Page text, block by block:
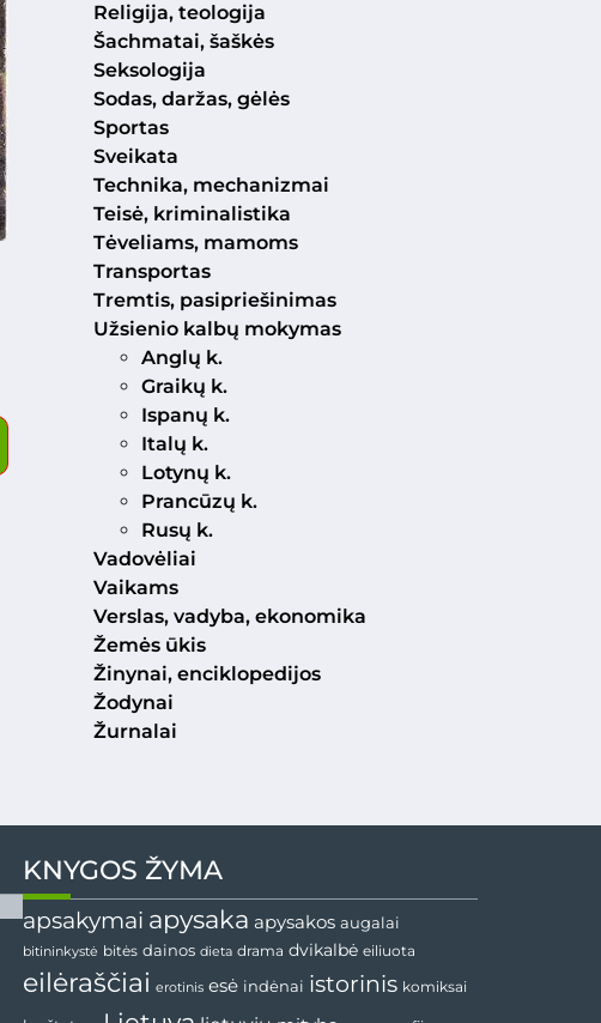
Religija, teologija
Šachmatai, šaškės
Seksologija
Sodas, daržas, gėlės
Sportas
Sveikata
Technika, mechanizmai
Teisė, kriminalistika
Tėveliams, mamoms
Transportas
Tremtis, pasipriešinimas
Užsienio kalbų mokymas
Anglų k.
Graikų k.
Ispanų k.
Italų k.
Lotynų k.
Prancūzų k.
Rusų k.
Vadovėliai
Vaikams
Verslas, vadyba, ekonomika
Žemės ūkis
Žinynai, enciklopedijos
Žodynai
Žurnalai
KNYGOS ŽYMA
apsakymai apysaka apysakos augalai
bitininkystė bitės dainos dieta drama dvikalbė eiliuota
eilėraščiai erotinis esė indėnai istorinis komiksai